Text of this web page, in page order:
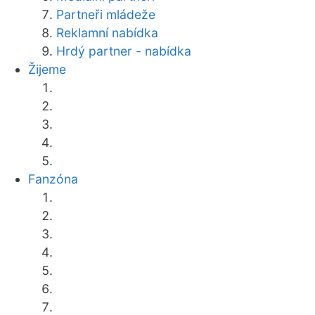
Partneři mládeže
Reklamní nabídka
Hrdý partner - nabídka
Žijeme
Fanzóna